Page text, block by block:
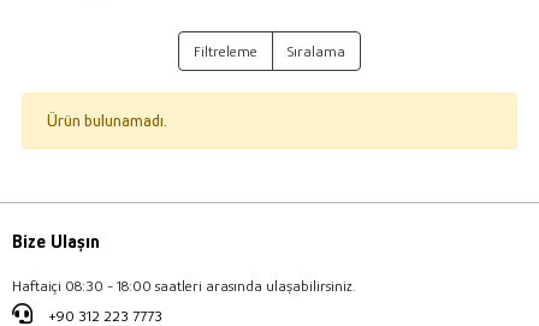
Filtreleme Sıralama
Ürün bulunamadı.
Bize Ulaşın
Haftaiçi 08:30 - 18:00 saatleri arasında ulaşabilirsiniz.
+90 312 223 7773